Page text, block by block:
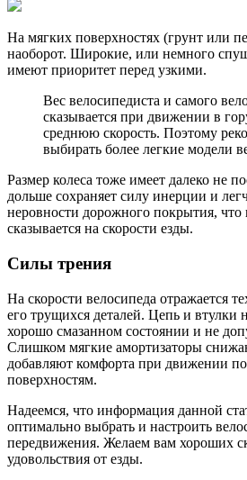
На мягких поверхностях (грунт или
наоборот. Широкие, или немного
имеют приоритет перед узкими.
Вес велосипедиста и самого
сказывается при движении в
среднюю скорость. Поэтому
выбирать более легкие модели
Размер колеса тоже имеет далеко не
дольше сохраняет силу инерции и
неровности дорожного покрытия, что
сказывается на скорости езды.
Силы трения
На скорости велосипеда отражается
его трущихся деталей. Цепь и втулки
хорошо смазанном состоянии и не
Слишком мягкие амортизаторы
добавляют комфорта при движении
поверхностям.
Надеемся, что информация данной
оптимально выбрать и настроить
передвижения. Желаем вам хороших
удовольствия от езды.